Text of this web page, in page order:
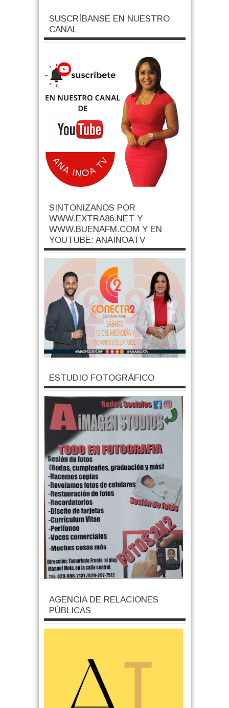
SUSCRÍBANSE EN NUESTRO
CANAL
SINTONIZANOS POR
WWW.EXTRA86.NET Y
WWW.BUENAFM.COM Y EN
YOUTUBE: ANAINOATV
ESTUDIO FOTOGRÁFICO
AGENCIA DE RELACIONES
PÚBLICAS